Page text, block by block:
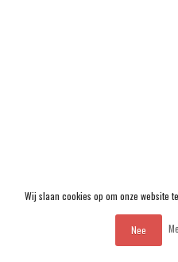
Wij slaan cookies op om onze website
Nee